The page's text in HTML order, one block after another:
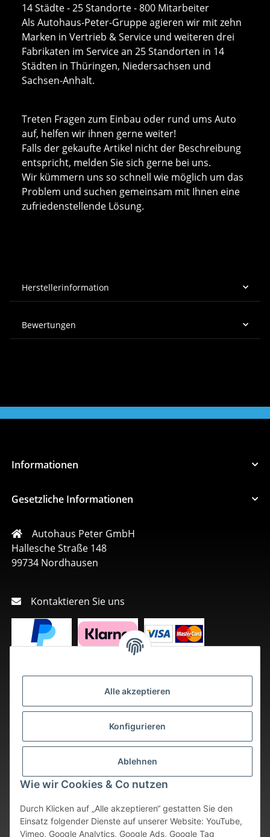
Alle akzeptieren
Konfigurieren
Ablehnen
Wie wir Cookies & Co nutzen
Durch Klicken auf „Alle akzeptieren“ gestatten Sie den
Einsatz folgender Dienste auf unserer Website: YouTube,
Vimeo, Google Analytics, Google Ads, Google Tag
14 Städte - 25 Standorte - 800 Mitarbeiter
Als Autohaus-Peter-Gruppe agieren wir mit zehn
Marken in Vertrieb & Service und weiteren drei
Fabrikaten im Service an 25 Standorten in 14
Städten in Thüringen, Niedersachsen und
Sachsen-Anhalt.
Treten Fragen zum Einbau oder rund ums Auto
auf, helfen wir ihnen gerne weiter!
Falls der gekaufte Artikel nicht der Beschreibung
entspricht, melden Sie sich gerne bei uns.
Wir kümmern uns so schnell wie möglich um das
Problem und suchen gemeinsam mit Ihnen eine
zufriedenstellende Lösung.
Herstellerinformation
Bewertungen
Informationen
Gesetzliche Informationen
Autohaus Peter GmbH
Hallesche Straße 148
99734 Nordhausen
Kontaktieren Sie uns